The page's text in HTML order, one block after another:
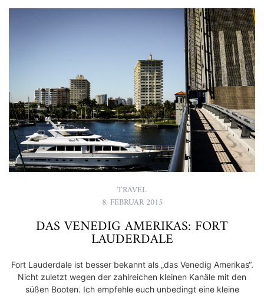
TRAVEL
8. FEBRUAR 2015
DAS VENEDIG AMERIKAS: FORT
LAUDERDALE
Fort Lauderdale ist besser bekannt als „das Venedig Amerikas“.
Nicht zuletzt wegen der zahlreichen kleinen Kanäle mit den
süßen Booten. Ich empfehle euch unbedingt eine kleine